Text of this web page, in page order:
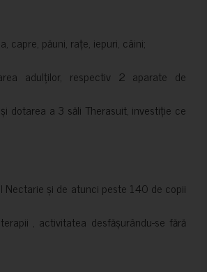
capre, păuni, rațe, iepuri, câini;
adulților, respectiv 2 aparate de
dotarea a 3 săli Therasuit, investiție ce
și de atunci peste 140 de copii
, activitatea desfășurându-se fără